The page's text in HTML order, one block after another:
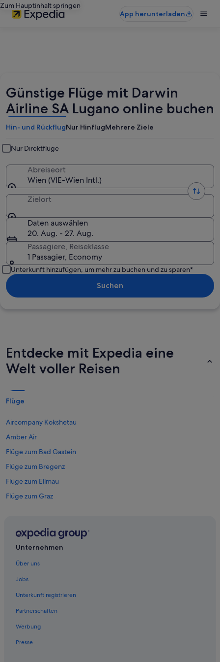
Zum Hauptinhalt springen
App herunterladen
Günstige Flüge mit Darwin
Airline SA Lugano online buchen
Hin- und RückflugNur HinflugMehrere Ziele
Nur Direktflüge
Abreiseort
Wien (VIE-Wien Intl.)
Zielort
Daten auswählen
20. Aug. - 27. Aug.
Passagiere, Reiseklasse
1 Passagier, Economy
Unterkunft hinzufügen, um mehr zu buchen und zu sparen*
Suchen
Entdecke mit Expedia eine
Welt voller Reisen
Flüge
Aircompany Kokshetau
Amber Air
Flüge zum Bad Gastein
Flüge zum Bregenz
Flüge zum Ellmau
Flüge zum Graz
Flüge zum Ischgl
Flüge zum Mayrhofen
Flüge zum Saalbach-Hinterglemm
Flüge zum Salzburg
Flüge zum Sankt Anton am Arlberg
Unternehmen
Über uns
Jobs
Unterkunft registrieren
Partnerschaften
Werbung
Presse